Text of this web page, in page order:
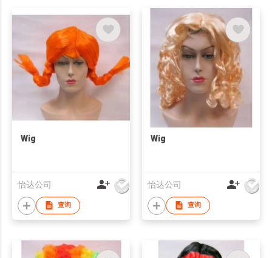
Wig
怡达公司
查询
Wig
怡达公司
查询